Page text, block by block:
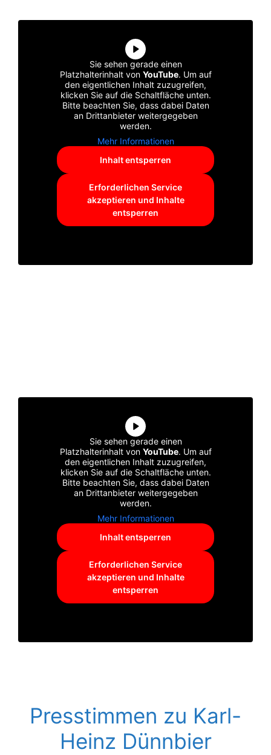
Sie sehen gerade einen
Platzhalterinhalt von YouTube. Um auf
den eigentlichen Inhalt zuzugreifen,
klicken Sie auf die Schaltfläche unten.
Bitte beachten Sie, dass dabei Daten
an Drittanbieter weitergegeben
werden.
Mehr Informationen
Inhalt entsperren
Erforderlichen Service
akzeptieren und Inhalte
entsperren
Sie sehen gerade einen
Platzhalterinhalt von YouTube. Um auf
den eigentlichen Inhalt zuzugreifen,
klicken Sie auf die Schaltfläche unten.
Bitte beachten Sie, dass dabei Daten
an Drittanbieter weitergegeben
werden.
Mehr Informationen
Inhalt entsperren
Erforderlichen Service
akzeptieren und Inhalte
entsperren
Presstimmen zu Karl-
Heinz Dünnbier